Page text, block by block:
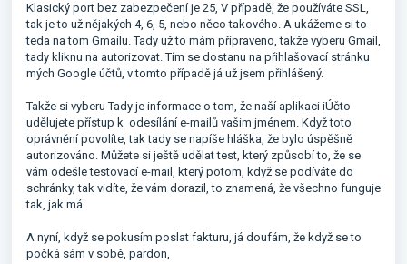
Klasický port bez zabezpečení je 25, V případě, že používáte SSL,
tak je to už nějakých 4, 6, 5, nebo něco takového. A ukážeme si to
teda na tom Gmailu. Tady už to mám připraveno, takže vyberu Gmail,
tady kliknu na autorizovat. Tím se dostanu na přihlašovací stránku
mých Google účtů, v tomto případě já už jsem přihlášený.
Takže si vyberu Tady je informace o tom, že naší aplikaci iÚčto
udělujete přístup k odesílání e-mailů vašim jménem. Když toto
oprávnění povolíte, tak tady se napíše hláška, že bylo úspěšně
autorizováno. Můžete si ještě udělat test, který způsobí to, že se
vám odešle testovací e-mail, který potom, když se podíváte do
schránky, tak vidíte, že vám dorazil, to znamená, že všechno funguje
tak, jak má.
A nyní, když se pokusím poslat fakturu, já doufám, že když se to
počká sám v sobě, pardon,